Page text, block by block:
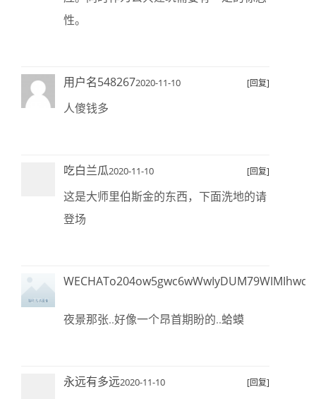
性。
用户名5482672020-11-10 [回复]
人傻钱多
吃白兰瓜2020-11-10 [回复]
这是大师里伯斯金的东西，下面洗地的请
登场
WECHATo204ow5gwc6wWwIyDUM79WIMIhwc
夜景那张..好像一个昂首期盼的..蛤蟆
永远有多远2020-11-10 [回复]